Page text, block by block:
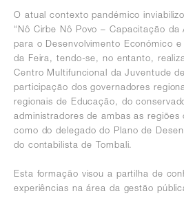
O atual contexto pandémico
“Nô Cirbe Nô Povo – Capacitação da
para o Desenvolvimento Económico
da Feira, tendo-se, no entanto,
Centro Multifuncional da Juventude
participação dos governadores
regionais de Educação, do
administradores de ambas as regiões
como do delegado do Plano de
do contabilista de Tombali.
Esta formação visou a partilha de
experiências na área da gestão